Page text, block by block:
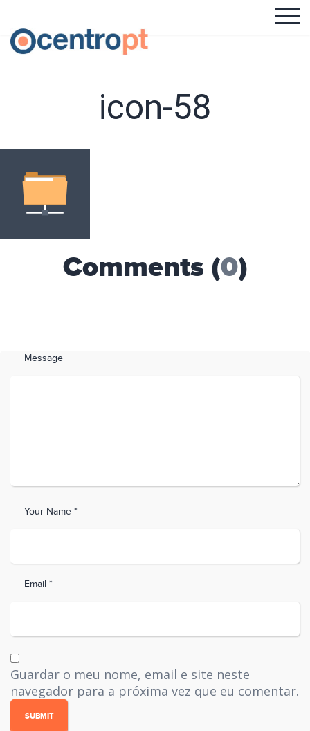
icon-58
Comments (0)
Message
Your Name *
Email *
Guardar o meu nome, email e site neste
navegador para a próxima vez que eu comentar.